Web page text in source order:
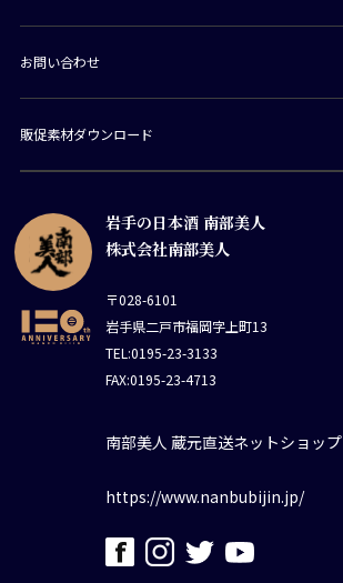
岩手の日本酒 南部美人
株式会社南部美人
〒028-6101
岩手県二戸市福岡字上町13
TEL:0195-23-3133
FAX:0195-23-4713
南部美人 蔵元直送ネットショップ
https://www.nanbubijin.jp/
お問い合わせ
販促素材ダウンロード